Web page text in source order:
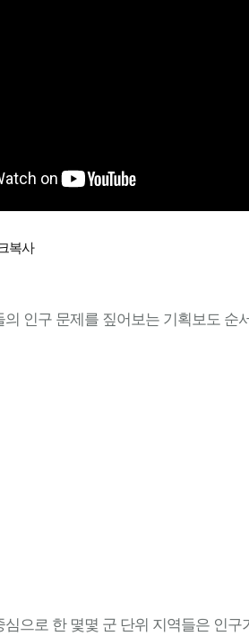
복사
의 인구 문제를 짚어보는 기획보도 순
심으로 한 몇몇 군 단위 지역들은 인